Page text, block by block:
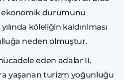
ekonomik durumunu
köleliğin kaldırılması
neden olmuştur.
eden adalar II.
yaşanan turizm yoğunluğu